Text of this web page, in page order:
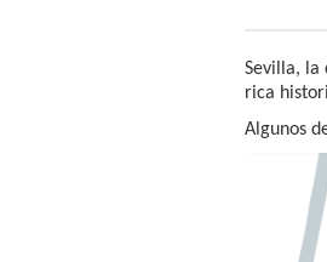
Sevilla, la
rica
Algunos